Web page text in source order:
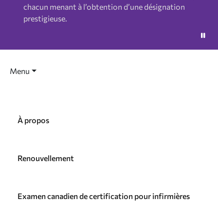
chacun menant à l’obtention d’une désignation
prestigieuse.
Menu
À propos
Renouvellement
Examen canadien de certification pour infirmières